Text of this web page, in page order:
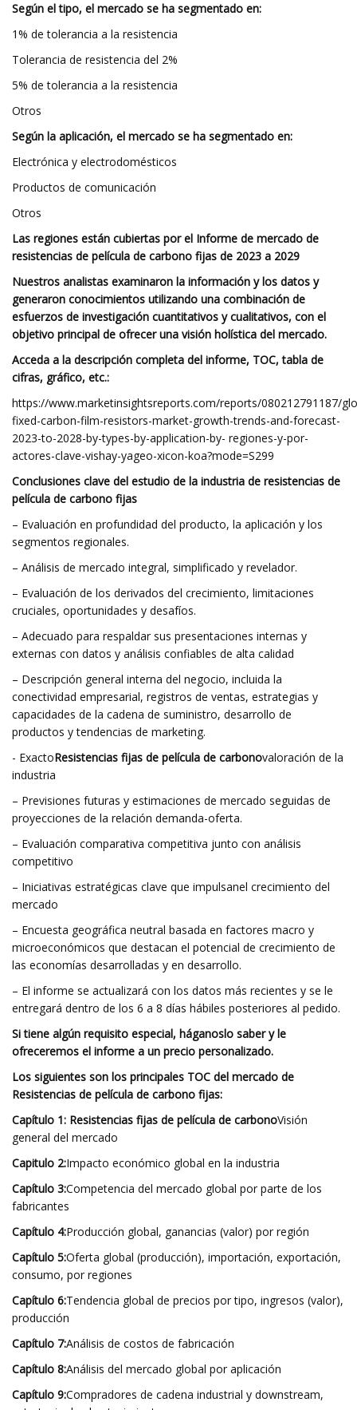
Según el tipo, el mercado se ha segmentado en:
1% de tolerancia a la resistencia
Tolerancia de resistencia del 2%
5% de tolerancia a la resistencia
Otros
Según la aplicación, el mercado se ha segmentado en:
Electrónica y electrodomésticos
Productos de comunicación
Otros
Las regiones están cubiertas por el Informe de mercado de
resistencias de película de carbono fijas de 2023 a 2029
Nuestros analistas examinaron la información y los datos y
generaron conocimientos utilizando una combinación de
esfuerzos de investigación cuantitativos y cualitativos, con el
objetivo principal de ofrecer una visión holística del mercado.
Acceda a la descripción completa del informe, TOC, tabla de
cifras, gráfico, etc.:
https://www.marketinsightsreports.com/reports/080212791187/
fixed-carbon-film-resistors-market-growth-trends-and-forecast-
2023-to-2028-by-types-by-application-by- regiones-y-por-
actores-clave-vishay-yageo-xicon-koa?mode=S299
Conclusiones clave del estudio de la industria de resistencias de
película de carbono fijas
– Evaluación en profundidad del producto, la aplicación y los
segmentos regionales.
– Análisis de mercado integral, simplificado y revelador.
– Evaluación de los derivados del crecimiento, limitaciones
cruciales, oportunidades y desafíos.
– Adecuado para respaldar sus presentaciones internas y
externas con datos y análisis confiables de alta calidad
– Descripción general interna del negocio, incluida la
conectividad empresarial, registros de ventas, estrategias y
capacidades de la cadena de suministro, desarrollo de
productos y tendencias de marketing.
- ExactoResistencias fijas de película de carbonovaloración de la
industria
– Previsiones futuras y estimaciones de mercado seguidas de
proyecciones de la relación demanda-oferta.
– Evaluación comparativa competitiva junto con análisis
competitivo
– Iniciativas estratégicas clave que impulsanel crecimiento del
mercado
– Encuesta geográfica neutral basada en factores macro y
microeconómicos que destacan el potencial de crecimiento de
las economías desarrolladas y en desarrollo.
– El informe se actualizará con los datos más recientes y se le
entregará dentro de los 6 a 8 días hábiles posteriores al pedido.
Si tiene algún requisito especial, háganoslo saber y le
ofreceremos el informe a un precio personalizado.
Los siguientes son los principales TOC del mercado de
Resistencias de película de carbono fijas:
Capítulo 1: Resistencias fijas de película de carbonoVisión
general del mercado
Capitulo 2:Impacto económico global en la industria
Capítulo 3:Competencia del mercado global por parte de los
fabricantes
Capítulo 4:Producción global, ganancias (valor) por región
Capítulo 5:Oferta global (producción), importación, exportación,
consumo, por regiones
Capítulo 6:Tendencia global de precios por tipo, ingresos (valor),
producción
Capítulo 7:Análisis de costos de fabricación
Capítulo 8:Análisis del mercado global por aplicación
Capítulo 9:Compradores de cadena industrial y downstream,